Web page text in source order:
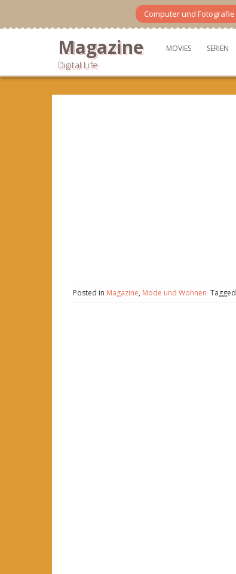
content
Computer und Fotografie
Magazine
Digital Life
MOVIES SERIEN
Posted in Magazine, Mode und Wohnen Tagged